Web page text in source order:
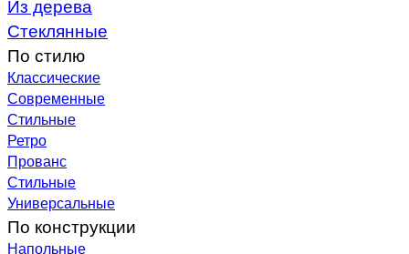
Из дерева
Стеклянные
По стилю
Классические
Современные
Стильные
Ретро
Прованс
Стильные
Универсальные
По конструкции
Напольные